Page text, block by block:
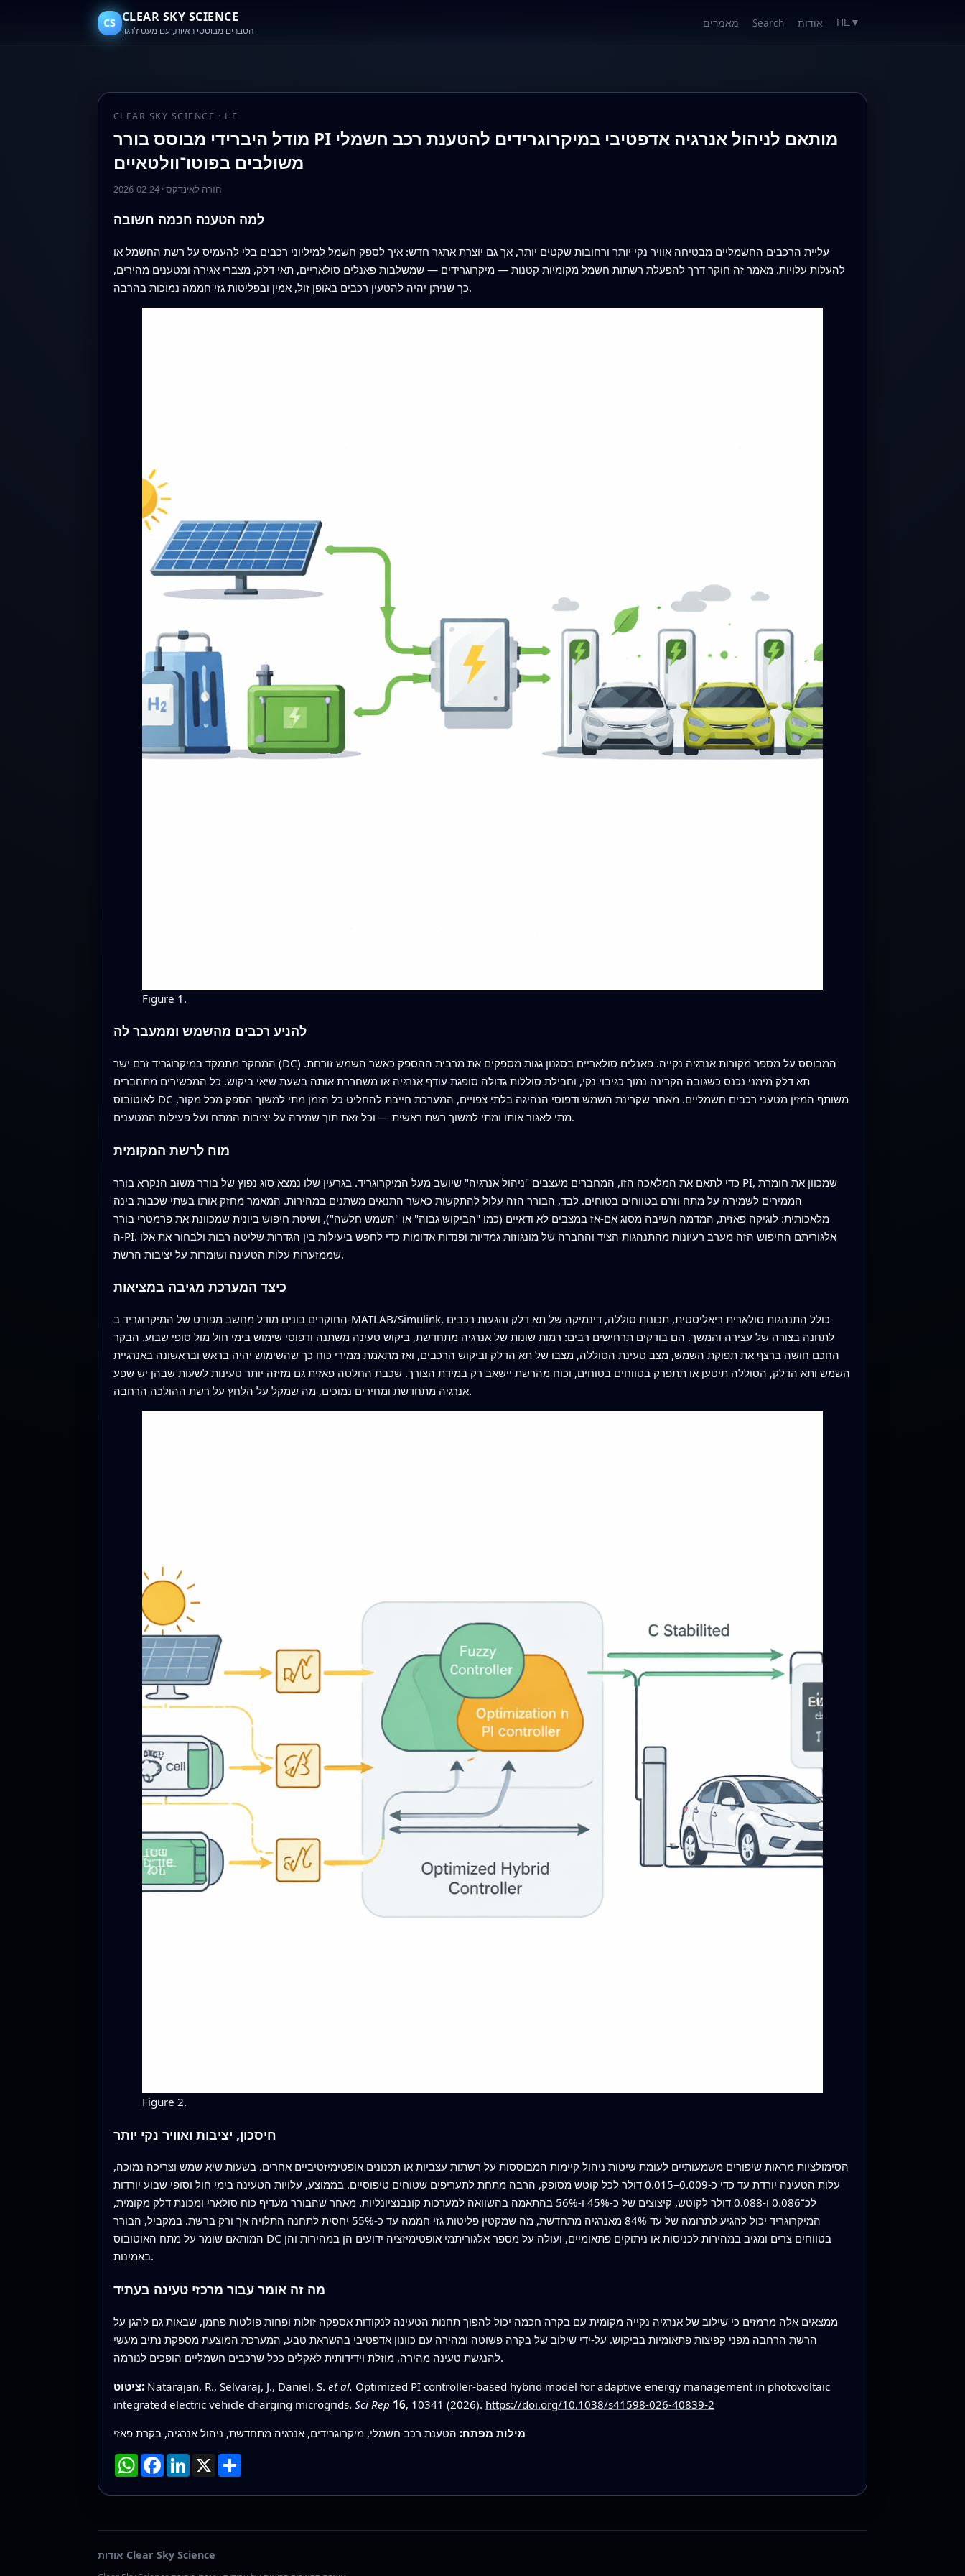
CS CLEAR SKY SCIENCE
הסברים מבוססי ראיות, עם מעט ז'רגון
מאמרים Search אודות HE ▼
CLEAR SKY SCIENCE · HE
מודל היברידי מבוסס בורר PI מותאם לניהול אנרגיה אדפטיבי במיקרוגרידים להטענת רכב חשמלי
משולבים בפוטו־וולטאיים
2026-02-24·חזרה לאינדקס
למה הטענה חכמה חשובה
עליית הרכבים החשמליים מבטיחה אוויר נקי יותר ורחובות שקטים יותר, אך גם יוצרת אתגר חדש: איך לספק חשמל למיליוני רכבים בלי להעמיס על רשת החשמל או
להעלות עלויות. מאמר זה חוקר דרך להפעלת רשתות חשמל מקומיות קטנות — מיקרוגרידים — שמשלבות פאנלים סולאריים, תאי דלק, מצברי אגירה ומטענים מהירים,
כך שניתן יהיה להטעין רכבים באופן זול, אמין ובפליטות גזי חממה נמוכות בהרבה.
Figure 1.
להניע רכבים מהשמש וממעבר לה
המחקר מתמקד במיקרוגריד זרם ישר (DC) המבוסס על מספר מקורות אנרגיה נקייה. פאנלים סולאריים בסגנון גגות מספקים את מרבית ההספק כאשר השמש זורחת.
תא דלק מימני נכנס כשגובה הקרינה נמוך כגיבוי נקי, וחבילת סוללות גדולה סופגת עודף אנרגיה או משחררת אותה בשעת שיאי ביקוש. כל המכשירים מתחברים
לאוטובוס DC משותף המזין מטעני רכבים חשמליים. מאחר שקרינת השמש ודפוסי הנהיגה בלתי צפויים, המערכת חייבת להחליט כל הזמן מתי למשוך הספק מכל מקור,
מתי לאגור אותו ומתי למשוך רשת ראשית — וכל זאת תוך שמירה על יציבות המתח ועל פעילות המטענים.
מוח לרשת המקומית
כדי לתאם את המלאכה הזו, המחברים מעצבים "ניהול אנרגיה" שיושב מעל המיקרוגריד. בגרעין שלו נמצא סוג נפוץ של בורר משוב הנקרא בורר PI, שמכוון את חומרת
הממירים לשמירה על מתח וזרם בטווחים בטוחים. לבד, הבורר הזה עלול להתקשות כאשר התנאים משתנים במהירות. המאמר מחזק אותו בשתי שכבות בינה
מלאכותית: לוגיקה פאזית, המדמה חשיבה מסוג אם‑אז במצבים לא ודאיים (כמו "הביקוש גבוה" או "השמש חלשה"), ושיטת חיפוש ביונית שמכוונת את פרמטרי בורר
ה‑PI. אלגוריתם החיפוש הזה מערב רעיונות מהתנהגות הציד והחברה של מונגוזות גמדיות ופנדות אדומות כדי לחפש ביעילות בין הגדרות שליטה רבות ולבחור את אלו
שממזערות עלות הטעינה ושומרות על יציבות הרשת.
כיצד המערכת מגיבה במציאות
החוקרים בונים מודל מחשב מפורט של המיקרוגריד ב‑MATLAB/Simulink, כולל התנהגות סולארית ריאליסטית, תכונות סוללה, דינמיקה של תא דלק והגעות רכבים
לתחנה בצורה של עצירה והמשך. הם בודקים תרחישים רבים: רמות שונות של אנרגיה מתחדשת, ביקוש טעינה משתנה ודפוסי שימוש בימי חול מול סופי שבוע. הבקר
החכם חושה ברצף את תפוקת השמש, מצב טעינת הסוללה, מצבו של תא הדלק וביקוש הרכבים, ואז מתאמת ממירי כוח כך שהשימוש יהיה בראש ובראשונה באנרגיית
השמש ותא הדלק, הסוללה תיטען או תתפרק בטווחים בטוחים, וכוח מהרשת יישאב רק במידת הצורך. שכבת החלטה פאזית גם מזיזה יותר טעינות לשעות שבהן יש שפע
אנרגיה מתחדשת ומחירים נמוכים, מה שמקל על הלחץ על רשת ההולכה הרחבה.
Figure 2.
חיסכון, יציבות ואוויר נקי יותר
הסימולציות מראות שיפורים משמעותיים לעומת שיטות ניהול קיימות המבוססות על רשתות עצביות או תכנונים אופטימיזטיביים אחרים. בשעות שיא שמש וצריכה נמוכה,
עלות הטעינה יורדת עד כדי כ‑0.009–0.015 דולר לכל קוטש מסופק, הרבה מתחת לתעריפים שטוחים טיפוסיים. בממוצע, עלויות הטעינה בימי חול וסופי שבוע יורדות
לכ־0.086 ו‑0.088 דולר לקוטש, קיצוצים של כ‑45% ו‑56% בהתאמה בהשוואה למערכות קונבנציונליות. מאחר שהבורר מעדיף כוח סולארי ומכונת דלק מקומית,
המיקרוגריד יכול להגיע לתרומה של עד 84% מאנרגיה מתחדשת, מה שמקטין פליטות גזי חממה עד כ‑55% יחסית לתחנה התלויה אך ורק ברשת. במקביל, הבורר
המותאם שומר על מתח האוטובוס DC בטווחים צרים ומגיב במהירות לכניסות או ניתוקים פתאומיים, ועולה על מספר אלגוריתמי אופטימיזציה ידועים הן במהירות והן
באמינות.
מה זה אומר עבור מרכזי טעינה בעתיד
ממצאים אלה מרמזים כי שילוב של אנרגיה נקייה מקומית עם בקרה חכמה יכול להפוך תחנות הטעינה לנקודות אספקה זולות ופחות פולטות פחמן, שבאות גם להגן על
הרשת הרחבה מפני קפיצות פתאומיות בביקוש. על‑ידי שילוב של בקרה פשוטה ומהירה עם כוונון אדפטיבי בהשראת טבע, המערכת המוצעת מספקת נתיב מעשי
להנגשת טעינה מהירה, מוזלת וידידותית לאקלים ככל שרכבים חשמליים הופכים לנורמה.
ציטוט: Natarajan, R., Selvaraj, J., Daniel, S. et al. Optimized PI controller-based hybrid model for adaptive energy management in photovoltaic
integrated electric vehicle charging microgrids. Sci Rep 16, 10341 (2026). https://doi.org/10.1038/s41598-026-40839-2
מילות מפתח: הטענת רכב חשמלי, מיקרוגרידים, אנרגיה מתחדשת, ניהול אנרגיה, בקרת פאזי
WhatsApp
Facebook
LinkedIn
X שתף
אודות Clear Sky Science